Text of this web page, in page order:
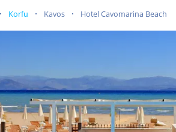
Korfu Kavos Hotel Cavomarina Beach